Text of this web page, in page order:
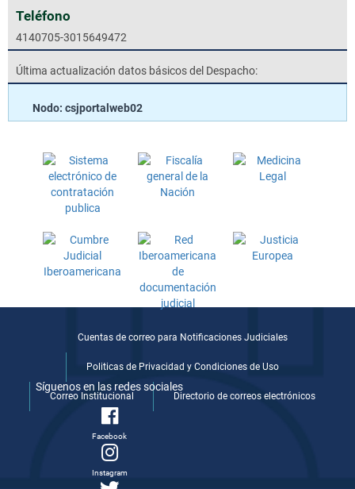
Teléfono
4140705-3015649472
Última actualización datos básicos del Despacho:
Nodo: csjportalweb02
Cuentas de correo para Notificaciones Judiciales
Politicas de Privacidad y Condiciones de Uso
Correo Institucional Directorio de correos electrónicos
Síguenos en las redes sociales
Facebook
Instagram